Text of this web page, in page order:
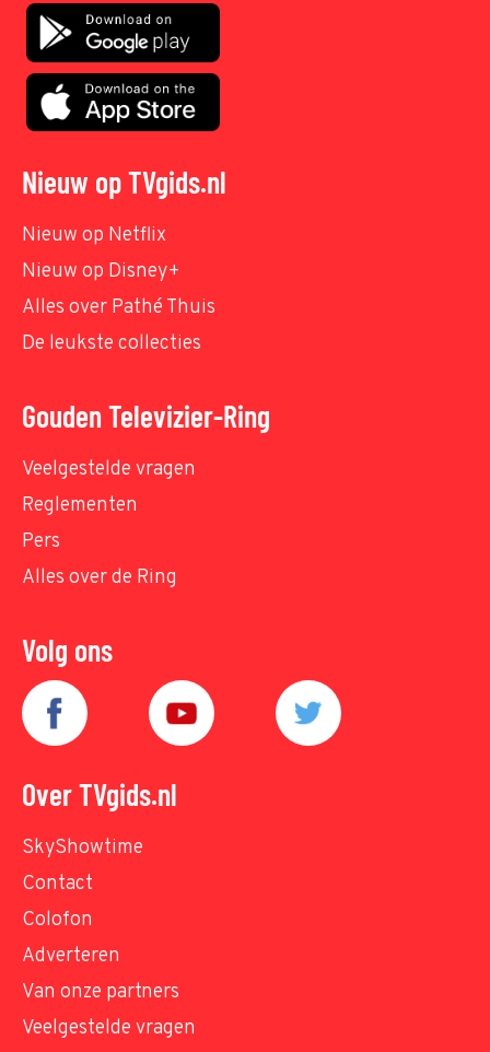
Nieuw op TVgids.nl
Nieuw op Netflix
Nieuw op Disney+
Alles over Pathé Thuis
De leukste collecties
Gouden Televizier-Ring
Veelgestelde vragen
Reglementen
Pers
Alles over de Ring
Volg ons
Over TVgids.nl
SkyShowtime
Contact
Colofon
Adverteren
Van onze partners
Veelgestelde vragen